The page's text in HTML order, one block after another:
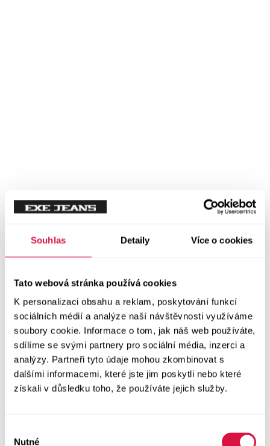
Souhlas Detaily Více o cookies
Tato webová stránka používá cookies
K personalizaci obsahu a reklam, poskytování funkcí
sociálních médií a analýze naší návštěvnosti využíváme
soubory cookie. Informace o tom, jak náš web používáte,
sdílíme se svými partnery pro sociální média, inzerci a
analýzy. Partneři tyto údaje mohou zkombinovat s
dalšími informacemi, které jste jim poskytli nebo které
získali v důsledku toho, že používáte jejich služby.
Nutné